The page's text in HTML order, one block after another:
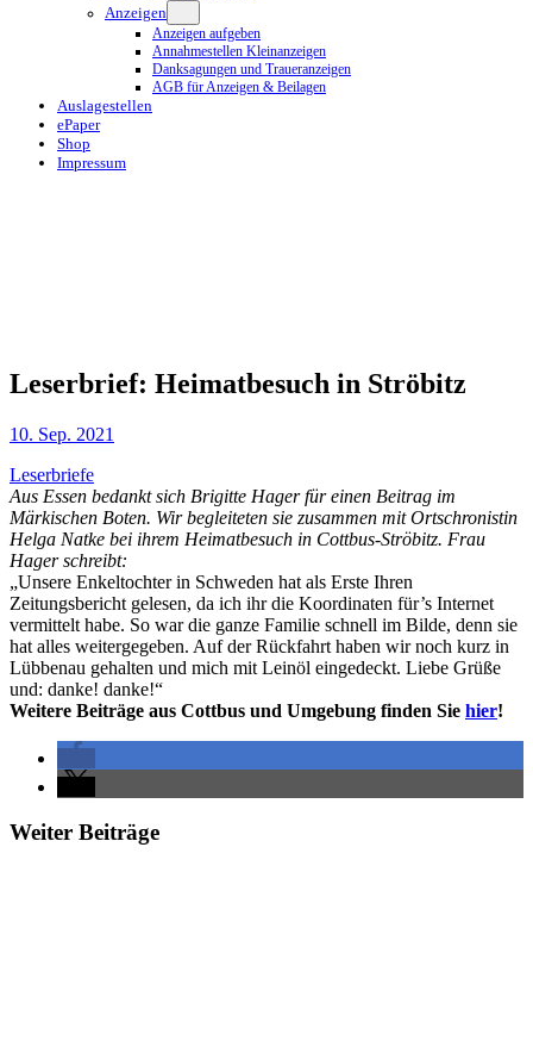
Anzeigen
Anzeigen aufgeben
Annahmestellen Kleinanzeigen
Danksagungen und Traueranzeigen
AGB für Anzeigen & Beilagen
Auslagestellen
ePaper
Shop
Impressum
Leserbrief: Heimatbesuch in Ströbitz
10. Sep. 2021
Leserbriefe
Aus Essen bedankt sich Brigitte Hager für einen Beitrag im
Märkischen Boten. Wir begleiteten sie zusammen mit Ortschronistin
Helga Natke bei ihrem Heimatbesuch in Cottbus-Ströbitz. Frau
Hager schreibt:
„Unsere Enkeltochter in Schweden hat als Erste Ihren
Zeitungsbericht gelesen, da ich ihr die Koordinaten für’s Internet
vermittelt habe. So war die ganze Familie schnell im Bilde, denn sie
hat alles weitergegeben. Auf der Rückfahrt haben wir noch kurz in
Lübbenau gehalten und mich mit Leinöl eingedeckt. Liebe Grüße
und: danke! danke!“
Weitere Beiträge aus Cottbus und Umgebung finden Sie hier!
Weiter Beiträge